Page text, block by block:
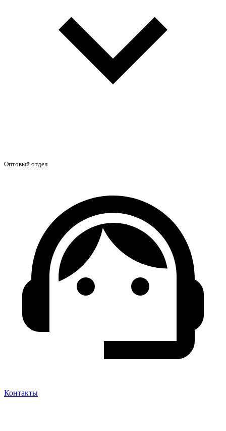
Оптовый отдел
Контакты